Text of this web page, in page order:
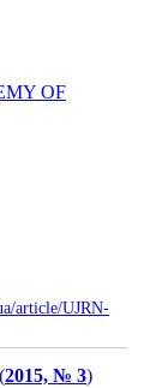
OF
article/UJRN-
2015, № 3)